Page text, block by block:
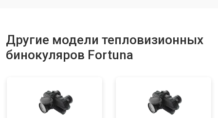
Другие модели тепловизионных
бинокуляров Fortuna